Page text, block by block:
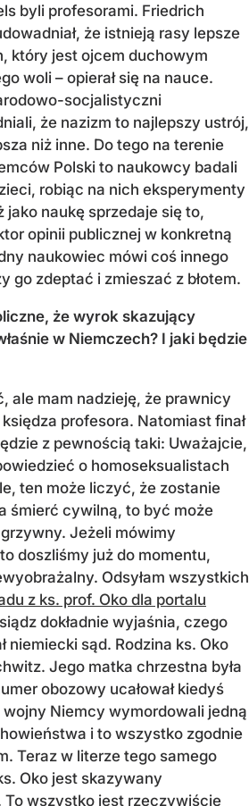
byli profesorami. Friedrich
że istnieją rasy lepsze
który jest ojcem duchowym
woli – opierał się na nauce.
socjalistyczni
że nazizm to najlepszy ustrój,
niż inne. Do tego na terenie
Polski to naukowcy badali
robiąc na nich eksperymenty
jako naukę sprzedaje się to,
opinii publicznej w konkretną
naukowiec mówi coś innego
go zdeptać i zmieszać z błotem.
że wyrok skazujący
w Niemczech? I jaki będzie
ale mam nadzieję, że prawnicy
profesora. Natomiast finał
z pewnością taki: Uważajcie,
o homoseksualistach
ten może liczyć, że zostanie
śmierć cywilną, to być może
Jeżeli mówimy
doszliśmy już do momentu,
Odsyłam wszystkich
z ks. prof. Oko dla portalu
dokładnie wyjaśnia, czego
niemiecki sąd. Rodzina ks. Oko
Jego matka chrzestna była
obozowy ucałował kiedyś
wojny Niemcy wymordowali jedną
i to wszystko zgodnie
Teraz w literze tego samego
Oko jest skazywany
To wszystko jest rzeczywiście